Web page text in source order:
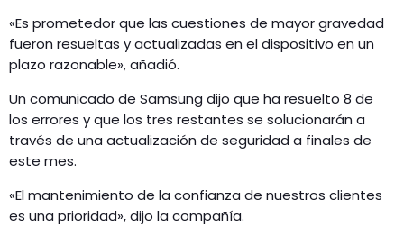
«Es prometedor que las cuestiones de mayor gravedad
fueron resueltas y actualizadas en el dispositivo en un
plazo razonable», añadió.
Un comunicado de Samsung dijo que ha resuelto 8 de
los errores y que los tres restantes se solucionarán a
través de una actualización de seguridad a finales de
este mes.
«El mantenimiento de la confianza de nuestros clientes
es una prioridad», dijo la compañía.